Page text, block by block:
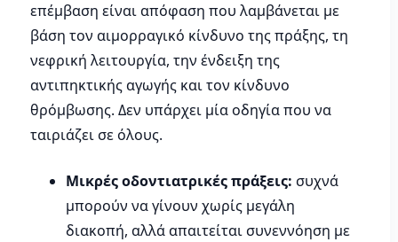
επέμβαση είναι απόφαση που λαμβάνεται με
βάση τον αιμορραγικό κίνδυνο της πράξης, τη
νεφρική λειτουργία, την ένδειξη της
αντιπηκτικής αγωγής και τον κίνδυνο
θρόμβωσης. Δεν υπάρχει μία οδηγία που να
ταιριάζει σε όλους.
Μικρές οδοντιατρικές πράξεις: συχνά
μπορούν να γίνουν χωρίς μεγάλη
διακοπή, αλλά απαιτείται συνεννόηση με